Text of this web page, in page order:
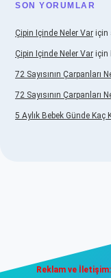
SON YORUMLAR
Çipin Içinde Neler Var için
Çipin Içinde Neler Var için
72 Sayısının Çarpanları
72 Sayısının Çarpanları
5 Aylık Bebek Günde Kaç
Reklam ve İletişim: